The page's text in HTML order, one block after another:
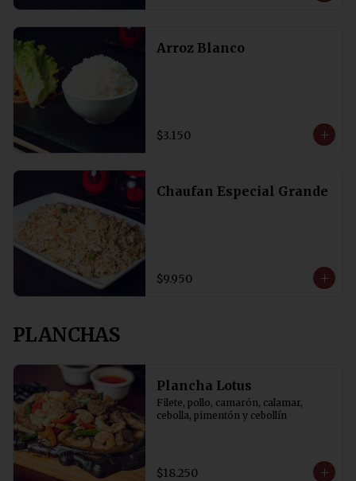
Arroz Blanco
$3.150
Chaufan Especial Grande
$9.950
PLANCHAS
Plancha Lotus
Filete, pollo, camarón, calamar,
cebolla, pimentón y cebollín
$18.250